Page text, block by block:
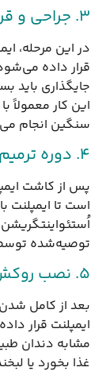
۳. جراحی و قرار دادن ایمپلنت
در این مرحله،
قرار داده
جایگذاری باید
این کار
سنگین انجام
۴. دوره ترمیم و جوش خوردن ایمپلنت
پس از کاشت
است تا ایمپلنت
توصیه‌شده
۵. نصب روکش نهایی
بعد از کامل
ایمپلنت قرار
مشابه دندان
غذا بخورد یا